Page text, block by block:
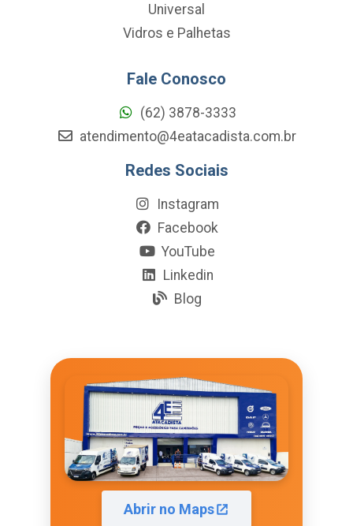
Universal
Vidros e Palhetas
Fale Conosco
(62) 3878-3333
atendimento@4eatacadista.com.br
Redes Sociais
Instagram
Facebook
YouTube
Linkedin
Blog
Abrir no Maps